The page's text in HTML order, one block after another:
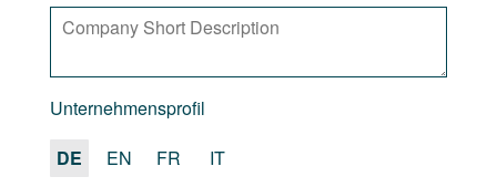
Unternehmensprofil
DE
EN FR IT